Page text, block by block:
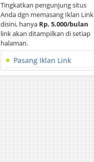
Tingkatkan pengunjung situs
Anda dgn memasang Iklan Link
disini, hanya Rp. 5.000/bulan
link akan ditampilkan di setiap
halaman.
Pasang Iklan Link